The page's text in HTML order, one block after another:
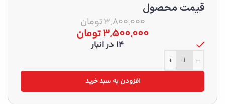
قیمت محصول
3,800,000تومان
3,500,000تومان
14 در انبار
-
+
افزودن به سبد خرید